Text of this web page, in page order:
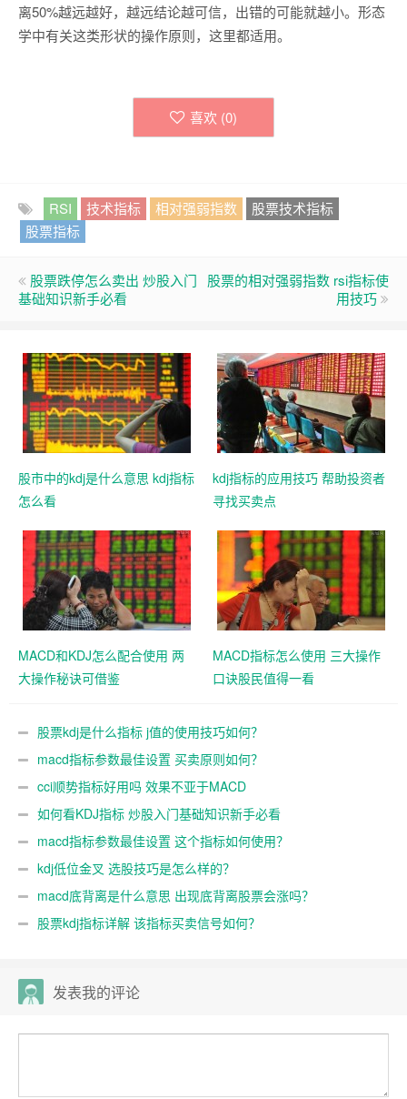
离50%越远越好，越远结论越可信，出错的可能就越小。形态
学中有关这类形状的操作原则，这里都适用。
喜欢 (0)
RSI 技术指标 相对强弱指数
股票技术指标
股票指标
股票跌停怎么卖出 炒股入门
基础知识新手必看
股票的相对强弱指数 rsi指标使
用技巧
股市中的kdj是什么意思 kdj指标
怎么看
kdj指标的应用技巧 帮助投资者
寻找买卖点
MACD和KDJ怎么配合使用 两
大操作秘诀可借鉴
MACD指标怎么使用 三大操作
口诀股民值得一看
股票kdj是什么指标 j值的使用技巧如何？
macd指标参数最佳设置 买卖原则如何？
cci顺势指标好用吗 效果不亚于MACD
如何看KDJ指标 炒股入门基础知识新手必看
macd指标参数最佳设置 这个指标如何使用？
kdj低位金叉 选股技巧是怎么样的？
macd底背离是什么意思 出现底背离股票会涨吗？
股票kdj指标详解 该指标买卖信号如何？
发表我的评论